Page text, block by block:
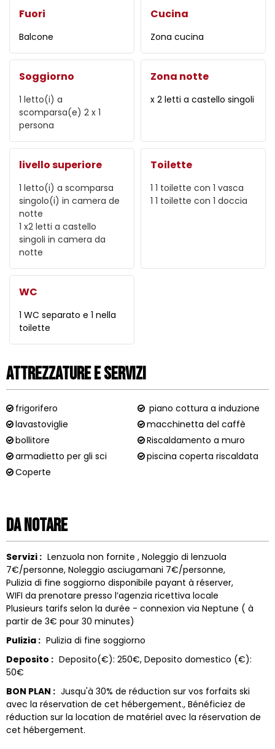
Fuori
Balcone
Cucina
Zona cucina
Soggiorno
1 letto(i) a
scomparsa(e) 2 x 1
persona
Zona notte
x 2 letti a castello singoli
livello superiore
1 letto(i) a scomparsa
singolo(i) in camera de
notte
1 x2 letti a castello
singoli in camera da
notte
Toilette
1 1 toilette con 1 vasca
1 1 toilette con 1 doccia
WC
1 WC separato e 1 nella
toilette
Attrezzature e Servizi
frigorifero
piano cottura a induzione
lavastoviglie
macchinetta del caffè
bollitore
Riscaldamento a muro
armadietto per gli sci
piscina coperta riscaldata
Coperte
Da notare
Servizi : Lenzuola non fornite Noleggio di lenzuola
7€/personne Noleggio asciugamani 7€/personne
Pulizia di fine soggiorno disponibile payant à réserver
WIFI da prenotare presso l’agenzia ricettiva locale
Plusieurs tarifs selon la durée - connexion via Neptune ( à
partir de 3€ pour 30 minutes)
Pulizia : Pulizia di fine soggiorno
Deposito : Deposito(€): 250€ Deposito domestico (€):
50€
BON PLAN : Jusqu'à 30% de réduction sur vos forfaits ski
avec la réservation de cet hébergement. Bénéficiez de
réduction sur la location de matériel avec la réservation de
cet hébergement.